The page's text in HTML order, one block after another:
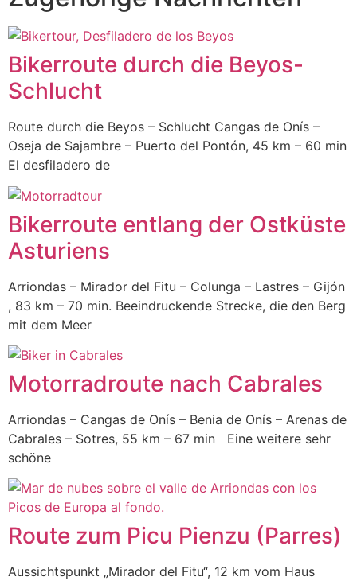
Bikerroute durch die Beyos-
Schlucht
Route durch die Beyos – Schlucht Cangas de Onís –
Oseja de Sajambre – Puerto del Pontón, 45 km – 60 min
El desfiladero de
Bikerroute entlang der Ostküste
Asturiens
Arriondas – Mirador del Fitu – Colunga – Lastres – Gijón
, 83 km – 70 min. Beeindruckende Strecke, die den Berg
mit dem Meer
Motorradroute nach Cabrales
Arriondas – Cangas de Onís – Benia de Onís – Arenas de
Cabrales – Sotres, 55 km – 67 min Eine weitere sehr
schöne
Route zum Picu Pienzu (Parres)
Aussichtspunkt „Mirador del Fitu“, 12 km vom Haus